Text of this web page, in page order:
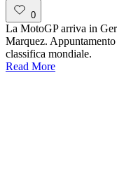
0
La MotoGP arriva in
Marquez.
classifica mondiale.
Read More